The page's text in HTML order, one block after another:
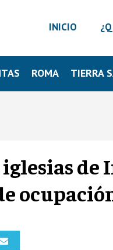
INICIO
ROMA TIERRA
de